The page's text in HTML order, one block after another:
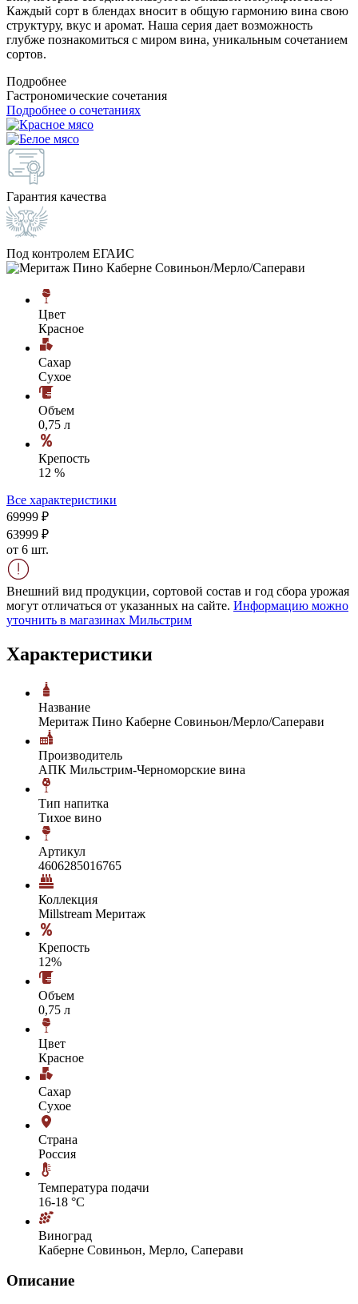
Каждый сорт в блендах вносит в общую гармонию вина свою
структуру, вкус и аромат. Наша серия дает возможность
глубже познакомиться с миром вина, уникальным сочетанием
сортов.
Подробнее
Гастрономические сочетания
Подробнее о сочетаниях
Гарантия качества
Под контролем ЕГАИС
Цвет
Красное
Сахар
Сухое
Объем
0,75 л
Крепость
12 %
Все характеристики
69999 ₽
63999 ₽
от 6 шт.
Внешний вид продукции, сортовой состав и год сбора урожая
могут отличаться от указанных на сайте. Информацию можно
уточнить в магазинах Мильстрим
Характеристики
Название
Меритаж Пино Каберне Совиньон/Мерло/Саперави
Производитель
АПК Мильстрим-Черноморские вина
Тип напитка
Тихое вино
Артикул
4606285016765
Коллекция
Millstream Меритаж
Крепость
12%
Объем
0,75 л
Цвет
Красное
Сахар
Сухое
Страна
Россия
Температура подачи
16-18 °С
Виноград
Каберне Совиньон, Мерло, Саперави
Описание